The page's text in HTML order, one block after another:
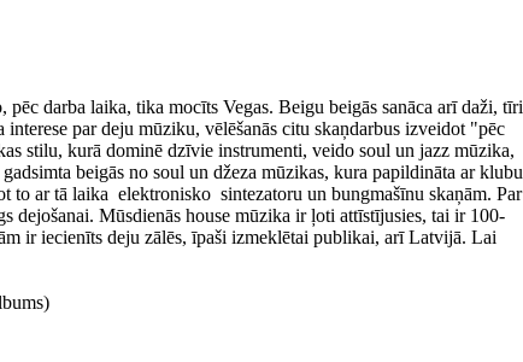
darba laika, tika mocīts Vegas. Beigu beigās sanāca arī daži, tīri
par deju mūziku, vēlēšanās citu skaņdarbus izveidot "pēc
stilu, kurā dominē dzīvie instrumenti, veido soul un jazz mūzika,
beigās no soul un džeza mūzikas, kura papildināta ar klubu
to ar tā laika elektronisko sintezatoru un bungmašīnu skaņām. Par
dejošanai. Mūsdienās house mūzika ir ļoti attīstījusies, tai ir 100-
ir iecienīts deju zālēs, īpaši izmeklētai publikai, arī Latvijā. Lai